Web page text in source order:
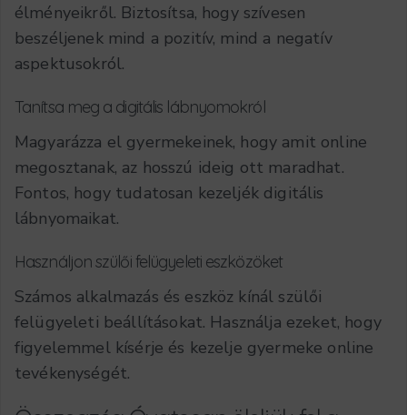
élményeikről. Biztosítsa, hogy szívesen
beszéljenek mind a pozitív, mind a negatív
aspektusokról.
Tanítsa meg a digitális lábnyomokról
Magyarázza el gyermekeinek, hogy amit online
megosztanak, az hosszú ideig ott maradhat.
Fontos, hogy tudatosan kezeljék digitális
lábnyomaikat.
Használjon szülői felügyeleti eszközöket
Számos alkalmazás és eszköz kínál szülői
felügyeleti beállításokat. Használja ezeket, hogy
figyelemmel kísérje és kezelje gyermeke online
tevékenységét.